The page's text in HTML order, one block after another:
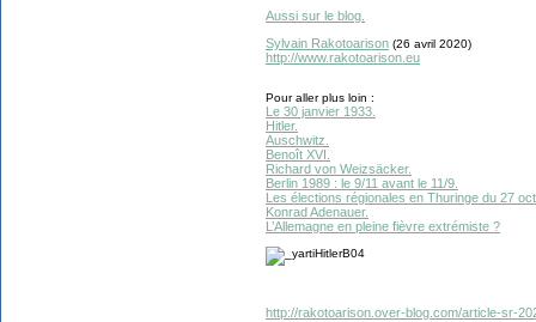
Aussi sur le blog.
Sylvain Rakotoarison (26 avril 2020)
http://www.rakotoarison.eu
Pour aller plus loin :
Le 30 janvier 1933.
Hitler.
Auschwitz.
Benoît XVI.
Richard von Weizsäcker.
Berlin 1989 : le 9/11 avant le 11/9.
Les élections régionales en Thuringe du 27
Konrad Adenauer.
L’Allemagne en pleine fièvre extrémiste ?
http://rakotoarison.over-blog.com/article-sr-